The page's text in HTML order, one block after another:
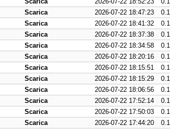
Scarica 2026-07-22 18:47:23 0.1
Scarica 2026-07-22 18:41:32 0.1
Scarica 2026-07-22 18:37:38 0.1
Scarica 2026-07-22 18:34:58 0.1
Scarica 2026-07-22 18:20:16 0.1
Scarica 2026-07-22 18:15:51 0.1
Scarica 2026-07-22 18:15:29 0.1
Scarica 2026-07-22 18:06:56 0.1
Scarica 2026-07-22 17:52:14 0.1
Scarica 2026-07-22 17:50:03 0.1
Scarica 2026-07-22 17:44:20 0.1